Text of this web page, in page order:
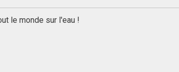
le monde sur l'eau !